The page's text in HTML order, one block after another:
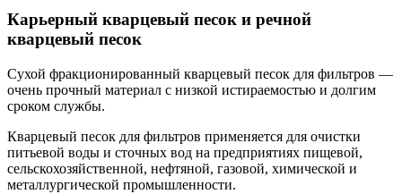
Карьерный кварцевый песок и речной
кварцевый песок
Сухой фракционированный кварцевый песок для фильтров —
очень прочный материал с низкой истираемостью и долгим
сроком службы.
Кварцевый песок для фильтров применяется для очистки
питьевой воды и сточных вод на предприятиях пищевой,
сельскохозяйственной, нефтяной, газовой, химической и
металлургической промышленности.